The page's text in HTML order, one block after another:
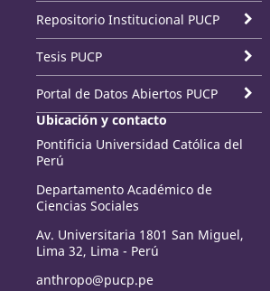
Repositorio Institucional PUCP
Tesis PUCP
Portal de Datos Abiertos PUCP
Ubicación y contacto
Pontificia Universidad Católica del
Perú
Departamento Académico de
Ciencias Sociales
Av. Universitaria 1801 San Miguel,
Lima 32, Lima - Perú
anthropo@pucp.pe